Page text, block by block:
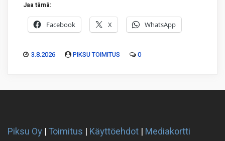
Jaa tämä:
Facebook X WhatsApp
3.8.2026 PIKSU TOIMITUS 0
Piksu Oy |Toimitus | Käyttöehdot | Mediakortti